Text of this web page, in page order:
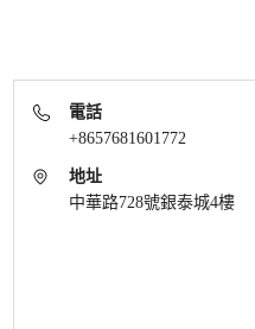
電話
+8657681601772
地址
中華路728號銀泰城4樓